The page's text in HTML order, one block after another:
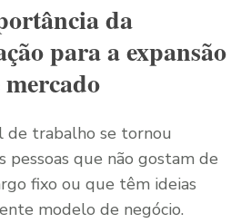
da
para a expansão
mercado
de trabalho se tornou
que não gostam de
fixo ou que têm ideias
modelo de negócio.